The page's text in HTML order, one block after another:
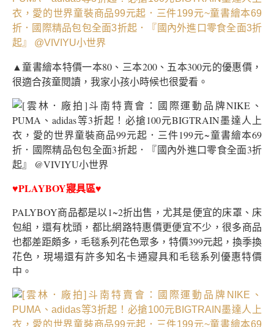
▲童書繪本特價一本80、三本200、五本300元的優惠價，
很適合孩童閱讀，我家小孩小時候也很愛看。
♥PLAYBOY寢具區♥
PALYBOY商品都是以1~2折出售，尤其是便宜的床罩、床
包組，還有枕頭，都比網路特惠價更便宜不少，很多商品
也都差距頗多，毛毯系列花色眾多，特價399元起，換季換
花色，現場還有許多知名卡通寢具和毛毯系列優惠特價
中。